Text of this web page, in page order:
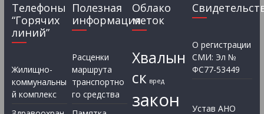
Телефоны
“Горячих
линий”
Жилищно-
коммунальны
й комплекс
Полезная
информация
Расценки
маршрута
транспортно
го средства
Облако
меток
Хвалын
ск вред
закон
О регистрации
СМИ: Эл №
ФС77-53449
Устав АНО